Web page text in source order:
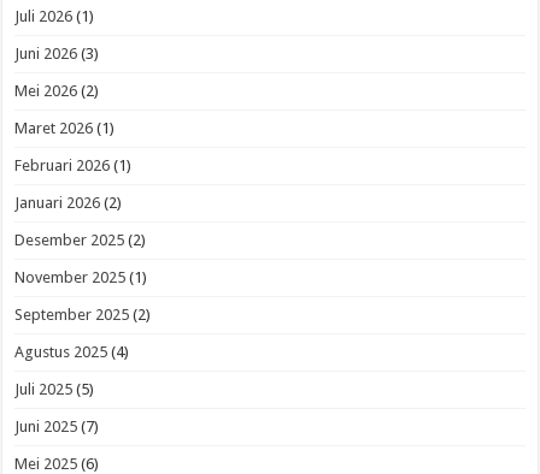
Juli 2026 (1)
Juni 2026 (3)
Mei 2026 (2)
Maret 2026 (1)
Februari 2026 (1)
Januari 2026 (2)
Desember 2025 (2)
November 2025 (1)
September 2025 (2)
Agustus 2025 (4)
Juli 2025 (5)
Juni 2025 (7)
Mei 2025 (6)